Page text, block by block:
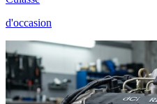
d'occasion